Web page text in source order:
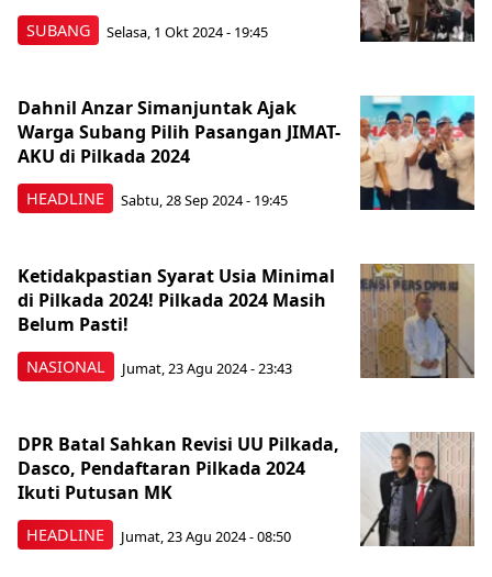
SUBANG Selasa, 1 Okt 2024 - 19:45
HEADLINE
Dahnil Anzar Simanjuntak Ajak
Warga Subang Pilih Pasangan JIMAT-
AKU di Pilkada 2024
Sabtu, 28 Sep 2024 - 19:45
NASIONAL
Ketidakpastian Syarat Usia Minimal
di Pilkada 2024! Pilkada 2024 Masih
Belum Pasti!
Jumat, 23 Agu 2024 - 23:43
HEADLINE
DPR Batal Sahkan Revisi UU Pilkada,
Dasco, Pendaftaran Pilkada 2024
Ikuti Putusan MK
Jumat, 23 Agu 2024 - 08:50